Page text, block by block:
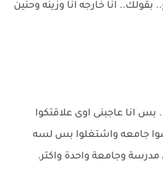
انا خارجه انا وزينه وحنين
بس انا عاجبنى اوى علاقتكوا
جامعه واشتغلوا بس لسه
وجامعة واحدة واكتر.